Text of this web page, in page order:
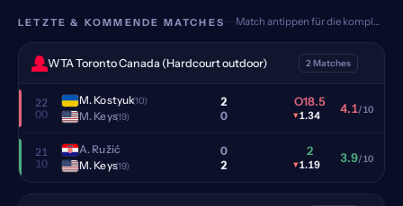
LETZTE & KOMMENDE MATCHES Match antippen für die komplette Analyse
WTA Toronto Canada (Hardcourt outdoor) 2 Matches
22
00
M. Kostyuk(10)
M. Keys(19)
2
0
O18.5
▾1.34 4.1/10
21
10
A. Ružić
M. Keys(19)
0
2
2
▾1.19 3.9/10